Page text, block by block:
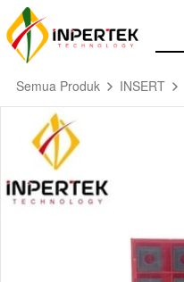
Semua Produk INSERT